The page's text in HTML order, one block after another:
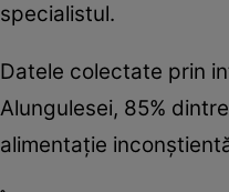
specialistul.
Datele colectate prin
Alungulesei, 85%
alimentație